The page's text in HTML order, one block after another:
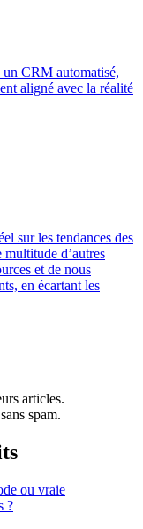
CRM automatisé,
aligné avec la réalité
sur les tendances des
d’autres
et de nous
en écartant les
articles.
spam.